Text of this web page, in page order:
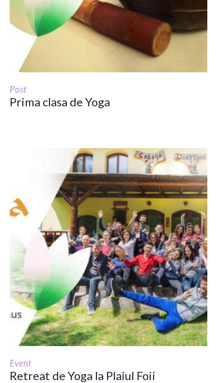
Post
Prima clasa de Yoga
Event
Retreat de Yoga la Plaiul Foii